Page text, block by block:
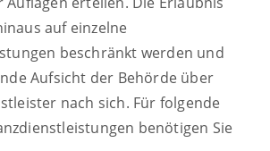
auf einzelne
beschränkt werden und
Aufsicht der Behörde über
nach sich. Für folgende
benötigen Sie